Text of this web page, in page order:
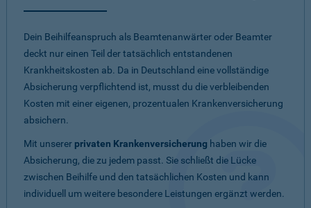
Dein Beihilfeanspruch als Beamtenanwärter oder Beamter
deckt nur einen Teil der tatsächlich entstandenen
Krankheitskosten ab. Da in Deutschland eine vollständige
Absicherung verpflichtend ist, musst du die verbleibenden
Kosten mit einer eigenen, prozentualen Krankenversicherung
absichern.
Mit unserer privaten Krankenversicherung haben wir die
Absicherung, die zu jedem passt. Sie schließt die Lücke
zwischen Beihilfe und den tatsächlichen Kosten und kann
individuell um weitere besondere Leistungen ergänzt werden.